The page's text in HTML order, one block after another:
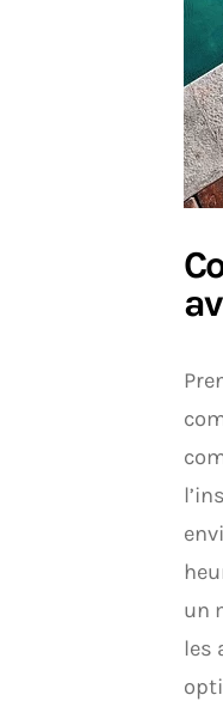
un
les